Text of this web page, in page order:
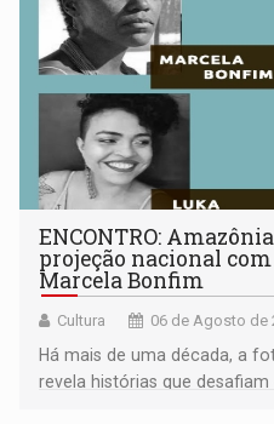
ENCONTRO:
projeção nacional
Marcela Bonfim
Cultura 06 de Agosto de
Há mais de uma década, a
revela histórias que